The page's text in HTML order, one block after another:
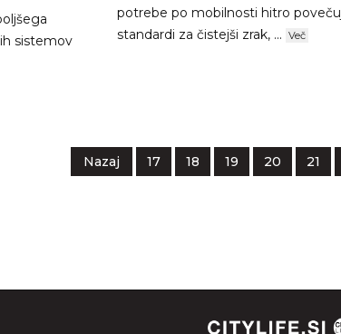
sistemov
potrebe po mobilnosti hitro
standardi za čistejši zrak, ... Več
Nazaj 17 18 19 20 21